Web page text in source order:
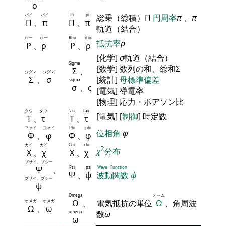
ο
Π
パイ
、 π
パイ
Π
Pi
、 π
pi 総乗（総積）Π 円周率π 、 π
軌道（結合）
Ρ
ロー
、 ρ
ロー
Ρ
Rho
、 ρ
rho
抵抗率ρ
Σ
シグマ
、 σ
シグマ Σ
Sigma
、
σ
sigma
、ς
[化学] σ軌道（結合）
[数学] 数列の和、総和Σ
[統計] 母標準偏差
[電気] 導電率
[物理] 応力・ポアソン比
Τ
タウ
、 τ
タウ
Τ
Tau
、 τ
tau
[電気] [制御] 時定数
Φ
ファイ
、 φ
ファイ
Φ
Phi
、 φ
phi
位相角 φ
Χ
カイ
、 χ
カイ
Χ
Chi
、 χ
chi
χ2分布
Ψ
プサイ、プシー
、
ψ
プサイ、プシー Ψ
Psi
、 ψ
psi
波動関数
Wave Function
ψ
Ω
オメガ
、 ω
オメガ Ω
Omega
、
ω
omega
電気抵抗の単位 Ω
オーム
、角周波
数ω